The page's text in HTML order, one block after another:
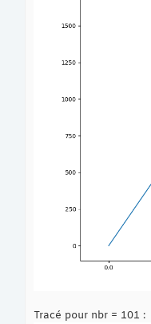
Tracé pour nbr = 101 :